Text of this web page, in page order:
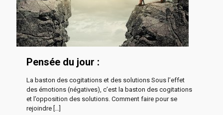
Pensée du jour :
La baston des cogitations et des solutions Sous l’effet
des émotions (négatives), c’est la baston des cogitations
et l’opposition des solutions. Comment faire pour se
rejoindre […]